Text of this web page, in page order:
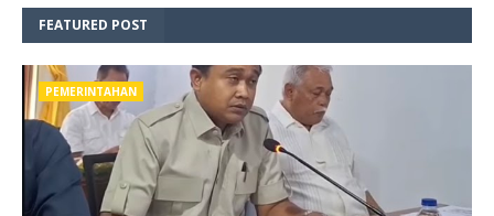
FEATURED POST
PEMERINTAHAN